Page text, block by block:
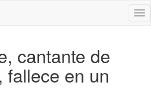
cantante de
fallece en un